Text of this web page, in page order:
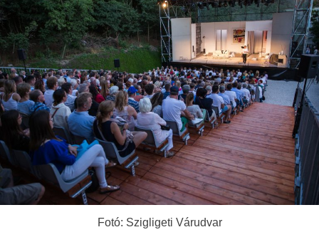
Fotó: Szigligeti Várudvar